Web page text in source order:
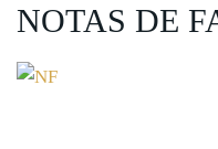
NOTAS DE